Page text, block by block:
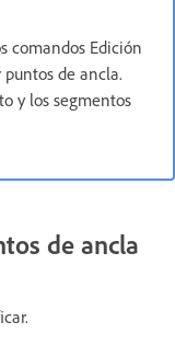
comandos Edición
de ancla.
y los segmentos
de ancla